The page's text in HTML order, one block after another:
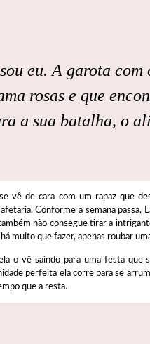
eu. A garota com
rosas e que
a sua batalha, o
vê de cara com um rapaz que
Conforme a semana
não consegue tirar a
muito que fazer, apenas roubar
o vê saindo para uma festa que
perfeita ela corre para se
que a resta.